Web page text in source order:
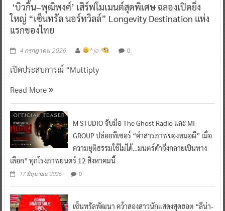
‘บิวกิ้น–พุฒิพงศ์’ เสิร์ฟโมเมนต์สุดพิเศษ ฉลองเปิดยิ่ง
ใหญ่ “เซ็นทรัล นอร์ทวิลล์” Longevity Destination แห่ง
แรกของไทย
4 กรกฎาคม 2026 ^ jo ^ 0
เปิดประสบการณ์ “Multiply
Read More
M STUDIO จับมือ The Ghost Radio และ MI
GROUP ปล่อยทีเซอร์ “คำสารภาพของหมอผี” เมื่อ
ความยุติธรรมใช้ไม่ได้…มนตร์ดำจึงกลายเป็นทาง
เลือก” ทุกโรงภาพยนตร์ 12 สิงหาคมนี้
17 มิถุนายน 2026 0
เซ็นทรัลพัฒนา คว้าสองสาวนักแสดงสุดฮอต “ลีน่า-